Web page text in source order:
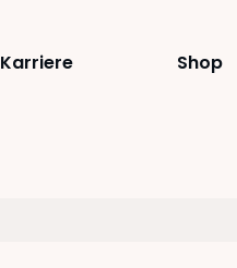
Karriere Shop